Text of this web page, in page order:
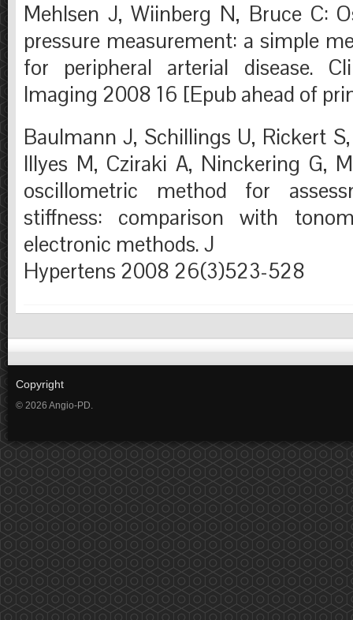
Mehlsen J, Wiinberg N, Bruce C:
pressure measurement: a simple
for peripheral arterial disease.
Imaging 2008 16 [Epub ahead of
Baulmann J, Schillings U, Rickert
Illyes M, Cziraki A, Ninckering G,
oscillometric method for
stiffness: comparison with
electronic methods. J
Hypertens 2008 26(3)523-528
Copyright
© 2026 Angio-PD.